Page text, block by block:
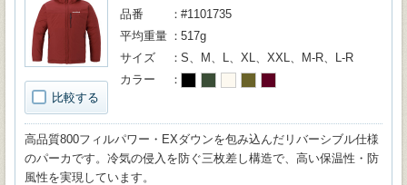
比較する
品番
#1101735
平均重量
517g
サイズ
S、M、L、XL、XXL、M-R、L-R
カラー
高品質800フィルパワー・EXダウンを包み込んだリバーシブル仕様
のパーカです。冷気の侵入を防ぐ三枚差し構造で、高い保温性・防
風性を実現しています。